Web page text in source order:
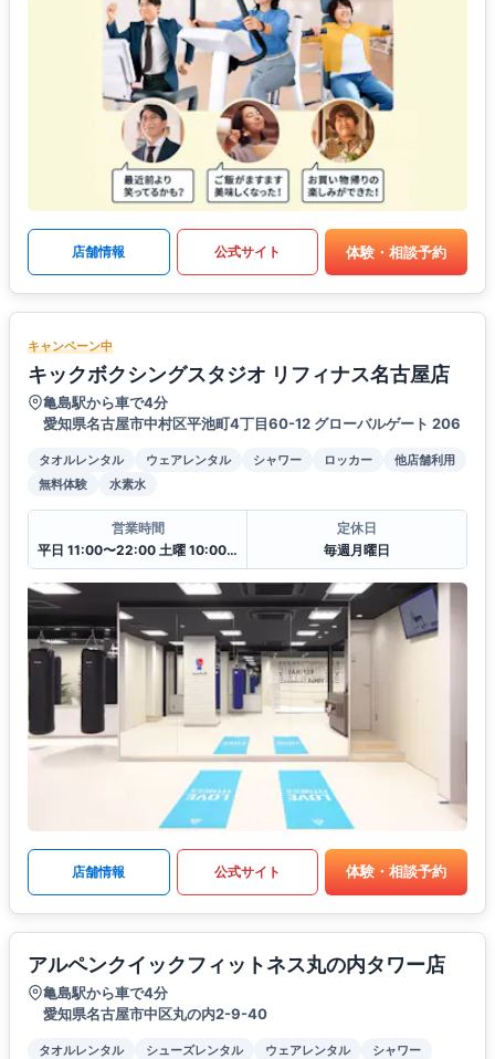
店舗情報 公式サイト 体験・相談予約
キャンペーン中
キックボクシングスタジオ リフィナス名古屋店
亀島駅から車で4分
愛知県名古屋市中村区平池町4丁目60-12 グローバルゲート 206
タオルレンタル ウェアレンタル シャワー ロッカー
他店舗利用
無料体験
水素水
営業時間
平日 11:00〜22:00 土曜 10:00〜20:00 日・祝 10:00〜18:00
定休日
毎週月曜日
店舗情報 公式サイト 体験・相談予約
アルペンクイックフィットネス丸の内タワー店
亀島駅から車で4分
愛知県名古屋市中区丸の内2-9-40
タオルレンタル シューズレンタル ウェアレンタル
シャワー